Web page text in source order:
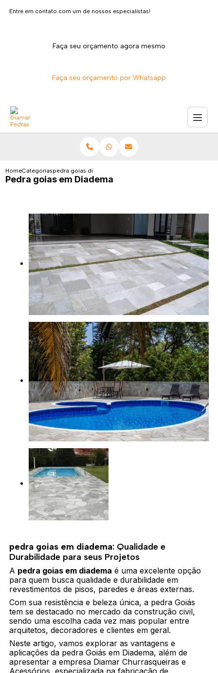
Entre em contato com um de nossos especialistas!
Faça seu orçamento agora mesmo
Faça seu orçamento por Whatsapp
HomeCategoriaspedra goias diadema
Pedra goias em Diadema
pedra goias em diadema: Qualidade e
Durabilidade para seus Projetos
A pedra goias em diadema é uma excelente opção
para quem busca qualidade e durabilidade em
revestimentos de pisos, paredes e áreas externas.
Com sua resistência e beleza única, a pedra Goiás
tem se destacado no mercado da construção civil,
sendo uma escolha cada vez mais popular entre
arquitetos, decoradores e clientes em geral.
Neste artigo, vamos explorar as vantagens e
aplicações da pedra Goiás em Diadema, além de
apresentar a empresa Diamar Churrasqueiras e
Acessórios, especializada na fabricação de